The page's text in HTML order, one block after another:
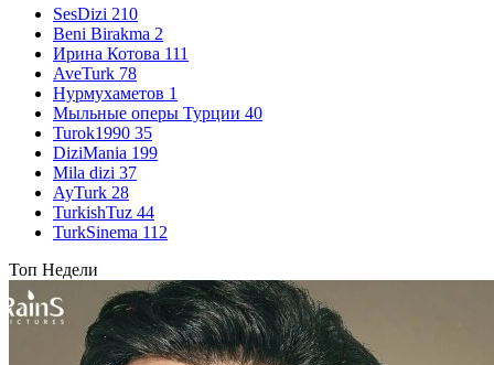
SesDizi 210
Beni Birakma 2
Ирина Котова 111
AveTurk 78
Нурмухаметов 1
Мыльные оперы Турции 40
Turok1990 35
DiziMania 199
Mila dizi 37
AyTurk 28
TurkishTuz 44
TurkSinema 112
Топ Недели